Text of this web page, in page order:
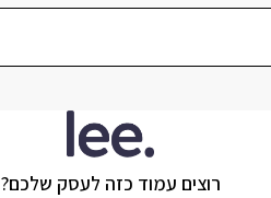
רוצים עמוד כזה לעסק שלכם?